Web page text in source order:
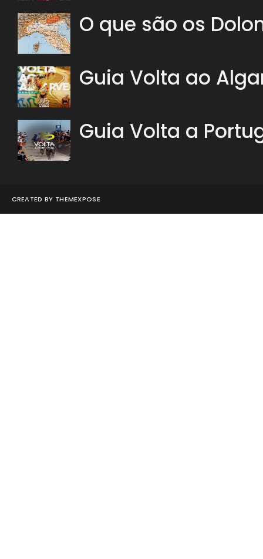
O que são os
Guia Volta ao
Guia Volta a
CREATED BY THEMEXPOSE